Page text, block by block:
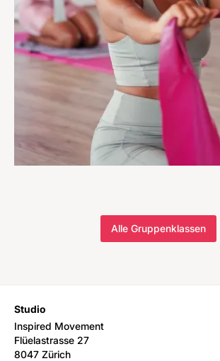
Alle Gruppenklassen
Studio
Inspired Movement
Flüelastrasse 27
8047 Zürich